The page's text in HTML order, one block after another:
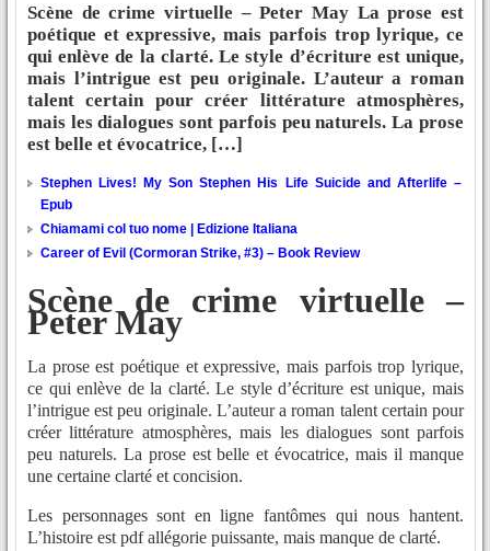
Scène de crime virtuelle – Peter May La prose est
poétique et expressive, mais parfois trop lyrique, ce
qui enlève de la clarté. Le style d’écriture est unique,
mais l’intrigue est peu originale. L’auteur a roman
talent certain pour créer littérature atmosphères,
mais les dialogues sont parfois peu naturels. La prose
est belle et évocatrice, […]
Stephen Lives! My Son Stephen His Life Suicide and Afterlife –
Epub
Chiamami col tuo nome | Edizione Italiana
Career of Evil (Cormoran Strike, #3) – Book Review
Scène de crime virtuelle –
Peter May
La prose est poétique et expressive, mais parfois trop lyrique,
ce qui enlève de la clarté. Le style d’écriture est unique, mais
l’intrigue est peu originale. L’auteur a roman talent certain pour
créer littérature atmosphères, mais les dialogues sont parfois
peu naturels. La prose est belle et évocatrice, mais il manque
une certaine clarté et concision.
Les personnages sont en ligne fantômes qui nous hantent.
L’histoire est pdf allégorie puissante, mais manque de clarté.